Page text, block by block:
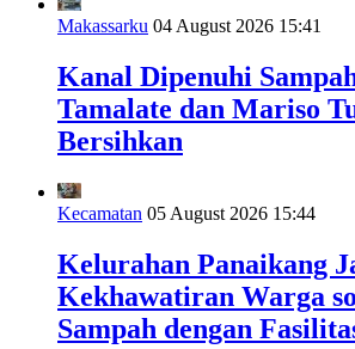
Makassarku 04 August 2026 15:41
Kanal Dipenuhi
Tamalate dan Mariso
Bersihkan
Kecamatan 05 August 2026 15:44
Kelurahan Panaikang
Kekhawatiran Warga
Sampah dengan